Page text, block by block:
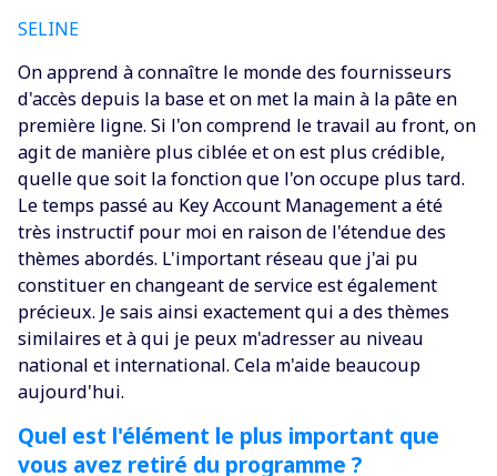
SELINE
‍On apprend à connaître le monde des fournisseurs
d'accès depuis la base et on met la main à la pâte en
première ligne. Si l'on comprend le travail au front, on
agit de manière plus ciblée et on est plus crédible,
quelle que soit la fonction que l'on occupe plus tard.
Le temps passé au Key Account Management a été
très instructif pour moi en raison de l'étendue des
thèmes abordés. L'important réseau que j'ai pu
constituer en changeant de service est également
précieux. Je sais ainsi exactement qui a des thèmes
similaires et à qui je peux m'adresser au niveau
national et international. Cela m'aide beaucoup
aujourd'hui.
Quel est l'élément le plus important que
vous avez retiré du programme ?